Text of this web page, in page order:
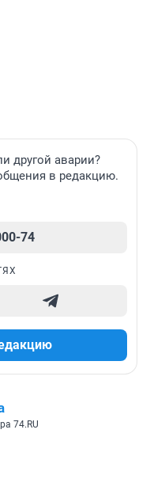
другой аварии?
в редакцию.
74
74.RU